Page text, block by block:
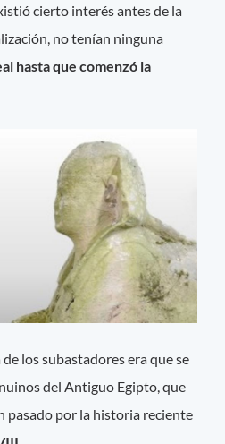
cierto interés antes de la
no tenían ninguna
hasta que comenzó la
los subastadores era que se
del Antiguo Egipto, que
pasado por la historia reciente